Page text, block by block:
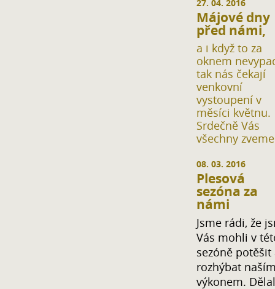
27. 04. 2016
Májové dny
před námi,
a i když to za
oknem
tak nás čekají
venkovní
vystoupení v
měsíci květnu.
Srdečně Vás
všechny
08. 03. 2016
Plesová
sezóna za
námi
Jsme rádi, že
Vás mohli v
sezóně potěšit
rozhýbat
výkonem.